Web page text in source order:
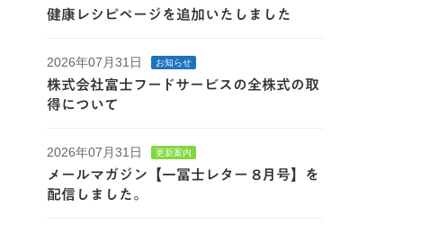
健康レシピページを追加いたしました
2026年07月31日 お知らせ
株式会社富士フードサービスの全株式の取
得について
2026年07月31日 更新案内
メールマガジン【一冨士レター 8月号】を
配信しました。